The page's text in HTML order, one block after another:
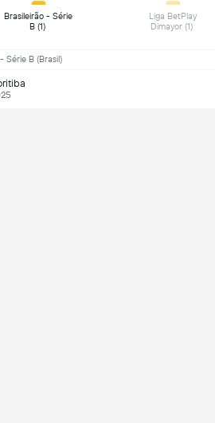
Brasileirão - Série
B (1)
Liga BetPlay
Série B (Brasil)